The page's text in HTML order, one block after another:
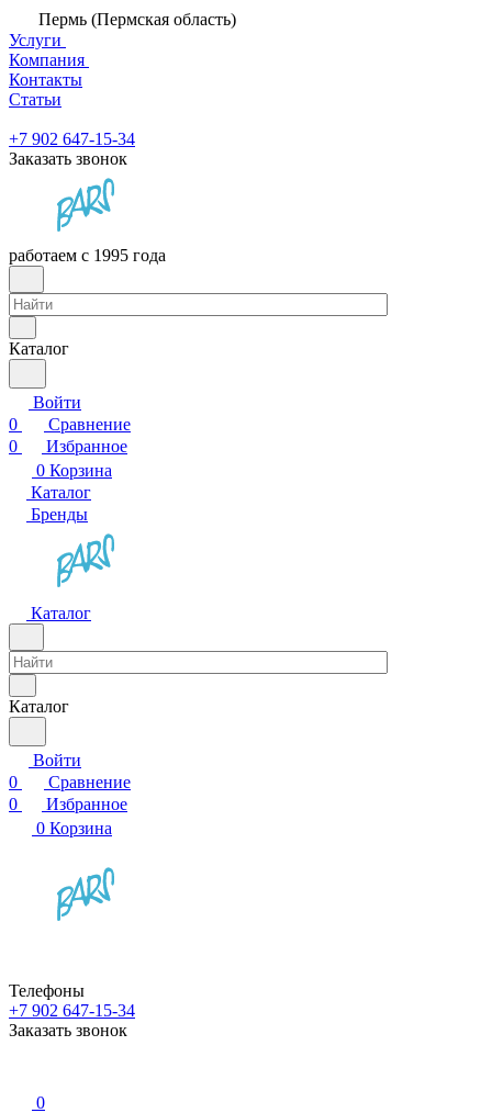
Пермь (Пермская область)
Услуги
Компания
Контакты
Статьи
+7 902 647-15-34
Заказать звонок
работаем с 1995 года
Каталог
Войти
0
Сравнение
0
Избранное
0 Корзина
Каталог
Бренды
Каталог
Каталог
Войти
0
Сравнение
0
Избранное
0 Корзина
Телефоны
+7 902 647-15-34
Заказать звонок
0